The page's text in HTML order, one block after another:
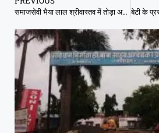
समाजसेवी भैया लाल श्रीवास्तव में तोड़ा अपना अनशन